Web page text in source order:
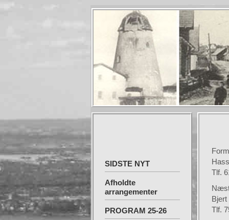
SIDSTE NYT
Afholdte
arrangementer
PROGRAM 25-26
Tlf.
Bjert
Tlf.